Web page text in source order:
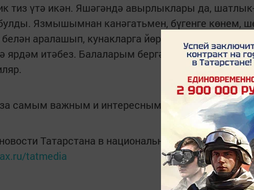
тиз үтә икән. Яшәгәндә авырлыклары да,
Язмышымнан канәгатьмен, бүгенге көнем,
белән аралашып, кунакларга йөрешәбез, кирәк
ярдәм итәбез. Балаларым бергә җыелганда өебез
самым важным и интересным в Telegram-канале
Татарстана в национальном мессенджере
tatmedia